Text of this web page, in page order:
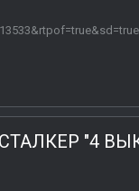
СТАЛКЕР "4